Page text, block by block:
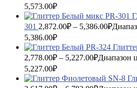
5,573.00₽
301 2,872.00₽ – 5,386.00₽
5,386.00₽
2,778.00₽ – 5,227.00₽Диапазон
5,227.00₽